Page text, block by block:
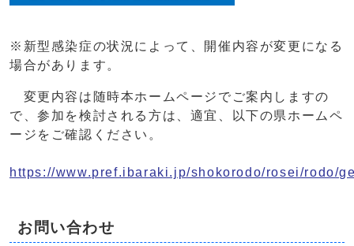
※新型感染症の状況によって、開催内容が変更になる
場合があります。
変更内容は随時本ホームページでご案内しますの
で、参加を検討される方は、適宜、以下の県ホームペ
ージをご確認ください。
https://www.pref.ibaraki.jp/shokorodo/rosei/rodo/
お問い合わせ